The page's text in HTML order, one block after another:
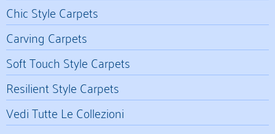
Chic Style Carpets
Carving Carpets
Soft Touch Style Carpets
Resilient Style Carpets
Vedi Tutte Le Collezioni